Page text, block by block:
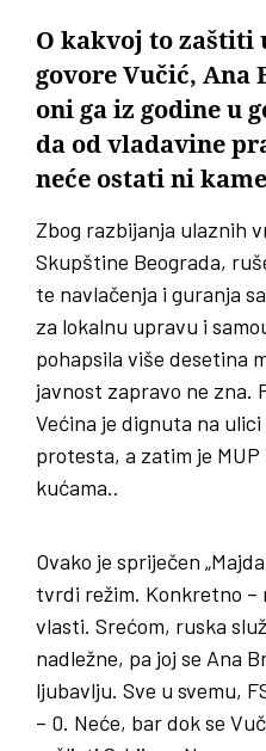
O kakvoj to zaštiti
govore Vučić, Ana
oni ga iz godine u
da od vladavine
neće ostati ni
Zbog razbijanja ulaznih
Skupštine Beograda,
te navlačenja i guranja
za lokalnu upravu i
pohapsila više desetina
javnost zapravo ne zna.
Većina je dignuta na
protesta, a zatim je
kućama..
Ovako je spriječen
tvrdi režim. Konkretno –
vlasti. Srećom, ruska
nadležne, pa joj se Ana
ljubavlju. Sve u svemu,
– 0. Neće, bar dok se